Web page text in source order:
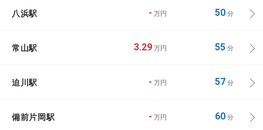
八浜駅 - 万円 50分
常山駅 3.29 万円 55分
迫川駅 - 万円 57分
備前片岡駅 - 万円 60分